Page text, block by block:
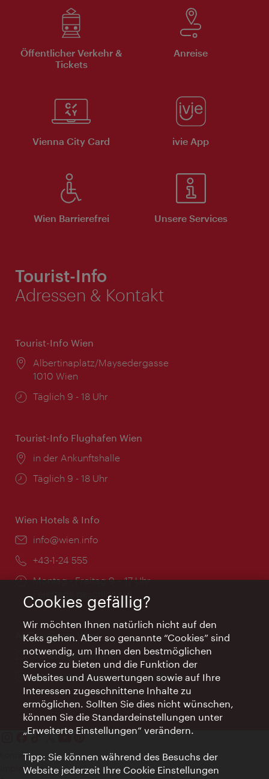
Öffentlicher Verkehr &
Tickets
Anreise
Vienna City Card ivie App
Wien Barrierefrei Unsere Services
Tourist-Info
Adressen & Kontakt
Tourist-Info Wien
Ort:
Albertinaplatz/Maysedergasse
1010 Wien
Öffnungszeiten:
Täglich 9 - 18 Uhr
Tourist-Info Flughafen Wien
Ort:
in der Ankunftshalle
Öffnungszeiten:
Täglich 9 - 18 Uhr
Wien Hotels & Info
Email:
info@wien.info
Telefon:
+43-1-24 555
Öffnungszeiten:
Montag - Freitag 9 – 17 Uhr
Feiertags geschlossen
AI Concierge Wien
Ort:
concierge.wien.info
Öffnungszeiten:
Informationen rund um die Uhr
Kontakt
Impressum
Cookies gefällig?
Wir möchten Ihnen natürlich nicht auf den
Keks gehen. Aber so genannte “Cookies” sind
notwendig, um Ihnen den bestmöglichen
Service zu bieten und die Funktion der
Websites und Auswertungen sowie auf Ihre
Interessen zugeschnittene Inhalte zu
ermöglichen. Sollten Sie dies nicht wünschen,
können Sie die Standardeinstellungen unter
„Erweiterte Einstellungen“ verändern.
Tipp: Sie können während des Besuchs der
Website jederzeit Ihre Cookie Einstellungen